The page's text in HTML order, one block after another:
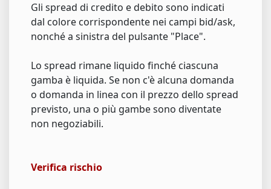
Gli spread di credito e debito sono indicati
dal colore corrispondente nei campi bid/ask,
nonché a sinistra del pulsante "Place".
Lo spread rimane liquido finché ciascuna
gamba è liquida. Se non c'è alcuna domanda
o domanda in linea con il prezzo dello spread
previsto, una o più gambe sono diventate
non negoziabili.
Verifica rischio